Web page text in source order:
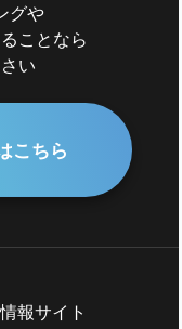
グや
ことなら
い
こちら
報サイト